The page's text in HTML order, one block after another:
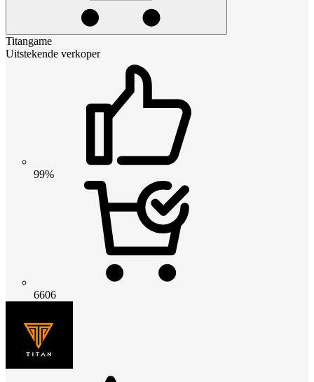
Titangame
Uitstekende verkoper
99%
6606